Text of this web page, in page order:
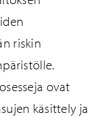
riskin
ovat
käsittely ja